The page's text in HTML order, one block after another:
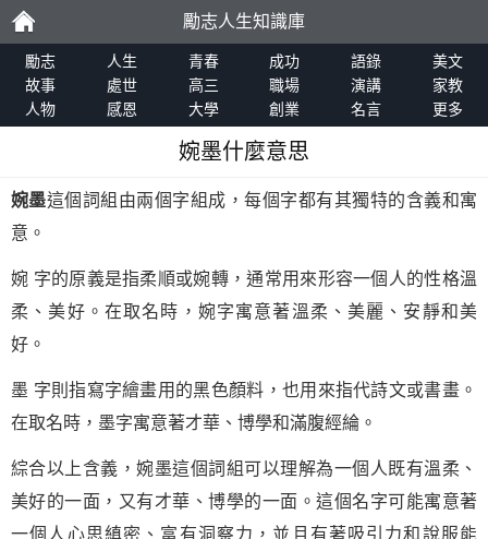
勵
志
勵志人生知識庫
勵志 人生 青春 成功 語錄
美文
故事
處世 高三 職場 演講
家教
人物
感恩 大學 創業 名言 更多
婉墨什麼意思
婉墨這個詞組由兩個字組成，每個字都有其獨特的含義和寓
意。
婉 字的原義是指柔順或婉轉，通常用來形容一個人的性格溫
柔、美好。在取名時，婉字寓意著溫柔、美麗、安靜和美
好。
墨 字則指寫字繪畫用的黑色顏料，也用來指代詩文或書畫。
在取名時，墨字寓意著才華、博學和滿腹經綸。
綜合以上含義，婉墨這個詞組可以理解為一個人既有溫柔、
美好的一面，又有才華、博學的一面。這個名字可能寓意著
一個人心思縝密、富有洞察力，並且有著吸引力和說服能